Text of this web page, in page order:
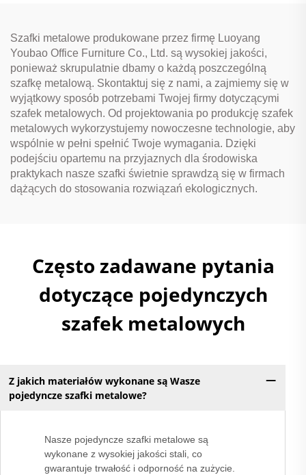
Szafki metalowe produkowane przez firmę Luoyang
Youbao Office Furniture Co., Ltd. są wysokiej jakości,
ponieważ skrupulatnie dbamy o każdą poszczególną
szafkę metalową. Skontaktuj się z nami, a zajmiemy się w
wyjątkowy sposób potrzebami Twojej firmy dotyczącymi
szafek metalowych. Od projektowania po produkcję szafek
metalowych wykorzystujemy nowoczesne technologie, aby
wspólnie w pełni spełnić Twoje wymagania. Dzięki
podejściu opartemu na przyjaznych dla środowiska
praktykach nasze szafki świetnie sprawdzą się w firmach
dążących do stosowania rozwiązań ekologicznych.
Często zadawane pytania
dotyczące pojedynczych
szafek metalowych
Z jakich materiałów wykonane są Wasze
pojedyncze szafki metalowe?
Nasze pojedyncze szafki metalowe są
wykonane z wysokiej jakości stali, co
gwarantuje trwałość i odporność na zużycie.